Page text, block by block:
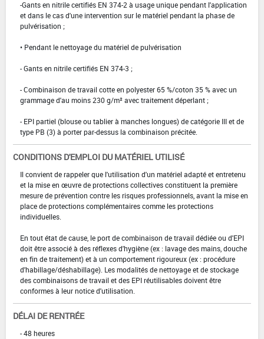
-Gants en nitrile certifiés EN 374-2 à usage unique pendant l'application
et dans le cas d'une intervention sur le matériel pendant la phase de
pulvérisation ;
• Pendant le nettoyage du matériel de pulvérisation
- Gants en nitrile certifiés EN 374-3 ;
- Combinaison de travail cotte en polyester 65 %/coton 35 % avec un
grammage d'au moins 230 g/m² avec traitement déperlant ;
- EPI partiel (blouse ou tablier à manches longues) de catégorie III et de
type PB (3) à porter par-dessus la combinaison précitée.
CONDITIONS D'EMPLOI DU MATÉRIEL UTILISÉ
Il convient de rappeler que l'utilisation d'un matériel adapté et entretenu
et la mise en œuvre de protections collectives constituent la première
mesure de prévention contre les risques professionnels, avant la mise en
place de protections complémentaires comme les protections
individuelles.
En tout état de cause, le port de combinaison de travail dédiée ou d'EPI
doit être associé à des réflexes d'hygiène (ex : lavage des mains, douche
en fin de traitement) et à un comportement rigoureux (ex : procédure
d'habillage/déshabillage). Les modalités de nettoyage et de stockage
des combinaisons de travail et des EPI réutilisables doivent être
conformes à leur notice d'utilisation.
DÉLAI DE RENTRÉE
- 48 heures